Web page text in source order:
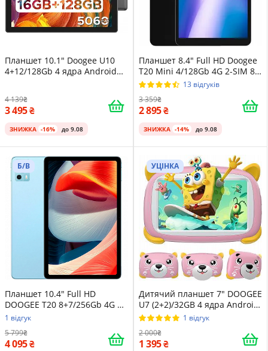
Планшет 10.1" Doogee U10
4+12/128Gb 4 ядра Android
4 139
3 495
ЗНИЖКА -16% до 9.08
Планшет 8.4" Full HD Doogee
T20 Mini 4/128Gb 4G 2-SIM 8
ядер Android 13 Black
13 відгуків
3 359
2 895
ЗНИЖКА -14% до 9.08
Б/В
Планшет 10.4" Full HD
DOOGEE T20 8+7/256Gb 4G 2-
SIM 8 ядер Android 12 8300
mAh Блакитний
1 відгук
5 799
4 095
УЦІНКА
Дитячий планшет 7" DOOGEE
U7 (2+2)/32GB 4 ядра Android
10 Pink
1 відгук
2 000
1 395